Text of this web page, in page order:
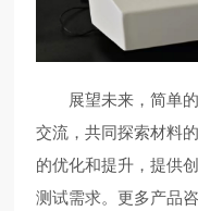
展望未来，简单的
交流，共同探索材料
的优化和提升，提供
测试需求。更多产品咨